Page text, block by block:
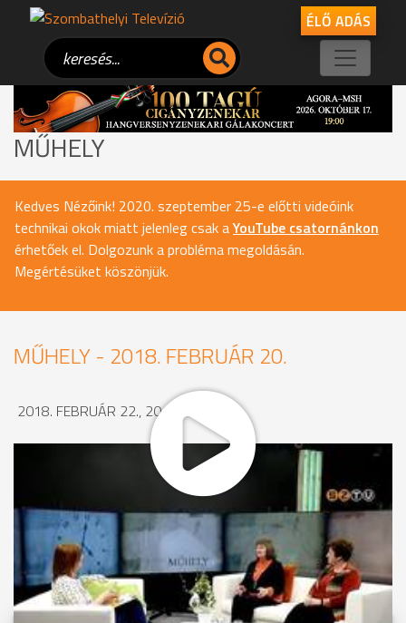
ÉLŐ ADÁS
MŰHELY
Kedves Nézőink! 2020. szeptember 25-e előtti videóink
technikai okok miatt jelenleg csak aYouTube csatornánkon
érhetőek el. Dolgozunk a probléma megoldásán.
Megértésüket köszönjük.
MŰHELY - 2018. FEBRUÁR 20.
2018. FEBRUÁR 22., 20:18